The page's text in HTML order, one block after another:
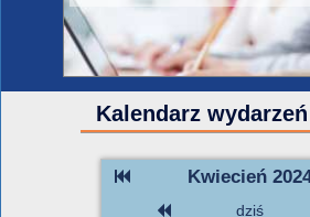
Kalendarz wydarzeń
Kwiecień
dziś